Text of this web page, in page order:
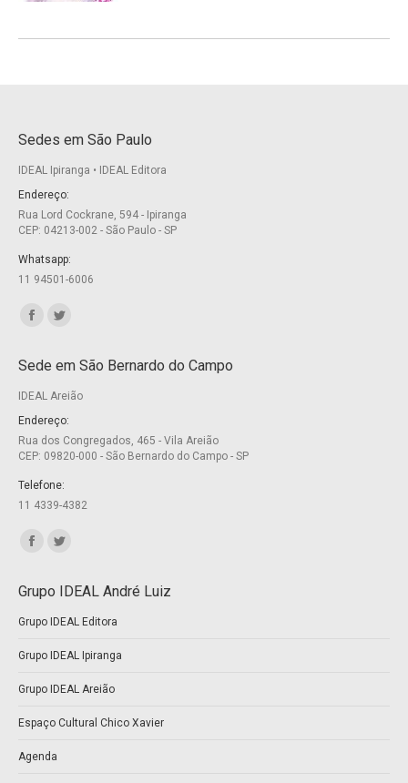
Sedes em São Paulo
IDEAL Ipiranga • IDEAL Editora
Endereço:
Rua Lord Cockrane, 594 - Ipiranga
CEP: 04213-002 - São Paulo - SP
Whatsapp:
11 94501-6006
Encontre-nos em:
opens
in
new
window
opens
in
new
window
Sede em São Bernardo do Campo
IDEAL Areião
Endereço:
Rua dos Congregados, 465 - Vila Areião
CEP: 09820-000 - São Bernardo do Campo - SP
Telefone:
11 4339-4382
Encontre-nos em:
opens
in
opens
in
Grupo IDEAL André Luiz
Grupo IDEAL Editora
Grupo IDEAL Ipiranga
Grupo IDEAL Areião
Espaço Cultural Chico Xavier
Agenda